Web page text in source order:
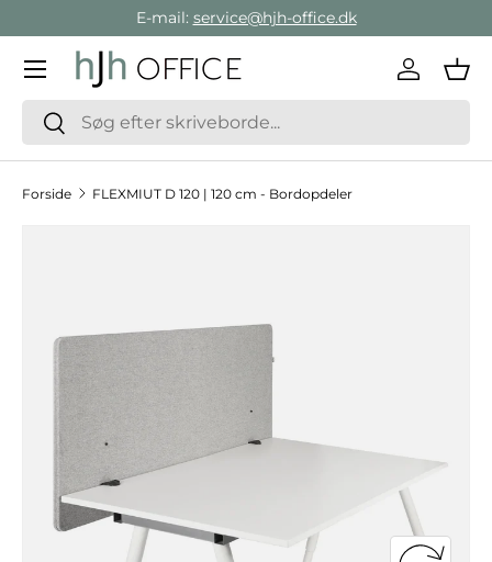
Gå direkte til indholdet
E-mail: service@hjh-office.dk
SøgSøg
Log ind
Menu
Forside FLEXMIUT D 120 | 120 cm - Bordopdeler